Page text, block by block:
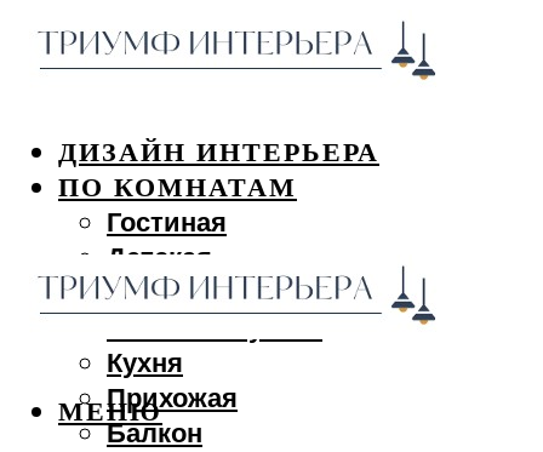
ДИЗАЙН ИНТЕРЬЕРА
ПО КОМНАТАМ
Гостиная
Детская
Спальня
Кухня
Прихожая
Балкон
МЕНЮ